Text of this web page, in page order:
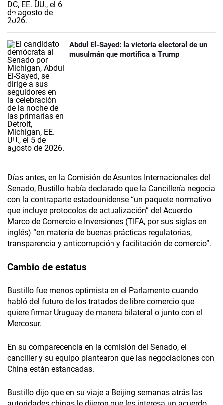
Abdul El-Sayed: la victoria electoral de un
musulmán que mortifica a Trump
Días antes, en la Comisión de Asuntos Internacionales del
Senado, Bustillo había declarado que la Cancillería negocia
con la contraparte estadounidense “un paquete normativo
que incluye protocolos de actualización” del Acuerdo
Marco de Comercio e Inversiones (TIFA, por sus siglas en
inglés) “en materia de buenas prácticas regulatorias,
transparencia y anticorrupción y facilitación de comercio”.
Cambio de estatus
Bustillo fue menos optimista en el Parlamento cuando
habló del futuro de los tratados de libre comercio que
quiere firmar Uruguay de manera bilateral o junto con el
Mercosur.
En su comparecencia en la comisión del Senado, el
canciller y su equipo plantearon que las negociaciones con
China están estancadas.
Bustillo dijo que en su viaje a Beijing semanas atrás las